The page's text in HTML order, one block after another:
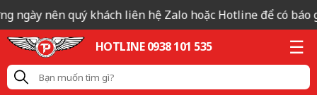
nên quý khách liên hệ Zalo hoặc Hotline để có báo
HOTLINE 0938 101 535